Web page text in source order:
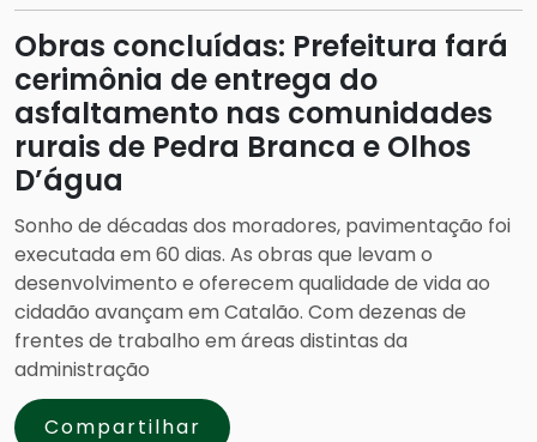
Obras concluídas: Prefeitura fará
cerimônia de entrega do
asfaltamento nas comunidades
rurais de Pedra Branca e Olhos
D’água
Sonho de décadas dos moradores, pavimentação foi
executada em 60 dias. As obras que levam o
desenvolvimento e oferecem qualidade de vida ao
cidadão avançam em Catalão. Com dezenas de
frentes de trabalho em áreas distintas da
administração
Compartilhar